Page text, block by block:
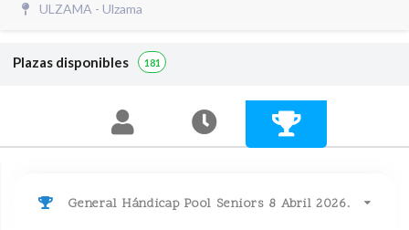
ULZAMA - Ulzama
Plazas disponibles 181
General Hándicap Pool Seniors 8 Abril 2026.